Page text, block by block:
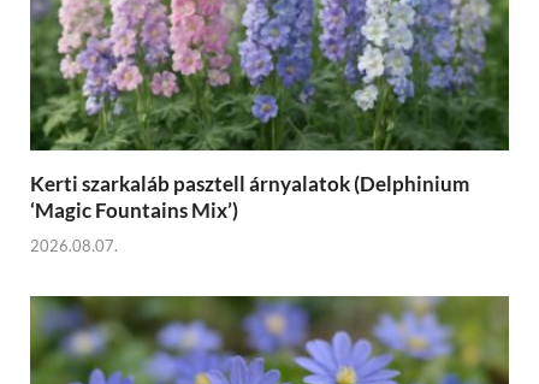
Kerti szarkaláb pasztell árnyalatok (Delphinium
‘Magic Fountains Mix’)
2026.08.07.